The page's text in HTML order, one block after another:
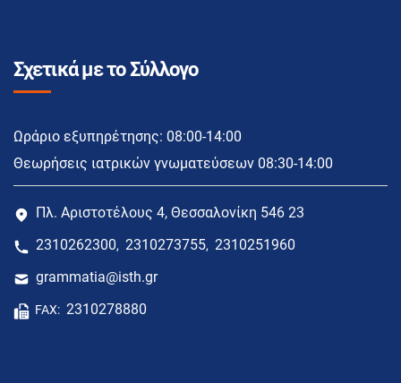
Σχετικά με το Σύλλογο
Ωράριο εξυπηρέτησης: 08:00-14:00
Θεωρήσεις ιατρικών γνωματεύσεων 08:30-14:00
Πλ. Αριστοτέλους 4, Θεσσαλονίκη 546 23
2310262300, 2310273755, 2310251960
grammatia@isth.gr
FAX: 2310278880